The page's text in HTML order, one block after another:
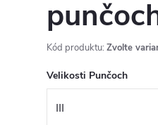
Kód produktu: Zvolte
Velikosti Punčoch